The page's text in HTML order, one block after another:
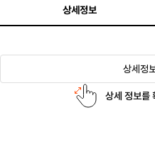
상세정보
상세정
상세 정보를